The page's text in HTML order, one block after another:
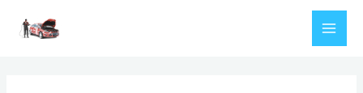
Main